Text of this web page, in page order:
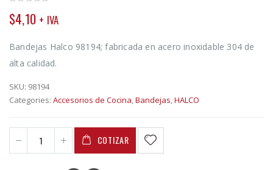
out
of
$4,10 + IVA
Bandejas Halco 98194; fabricada en acero inoxidable 304 de
alta calidad.
SKU: 98194
Categories: Accesorios de Cocina,Bandejas,HALCO
COTIZAR